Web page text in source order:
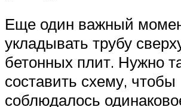
Еще один важный
укладывать трубу
бетонных плит. Нужно
составить схему, чтобы
соблюдалось